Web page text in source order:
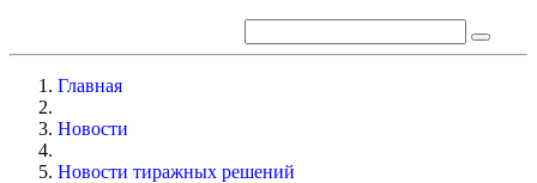
Главная
Новости
Новости тиражных решений